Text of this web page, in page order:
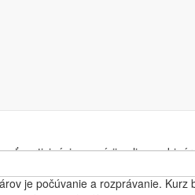
participácie na sérii online
zapoja účastníkov do
je počúvanie a rozprávanie. Kurz